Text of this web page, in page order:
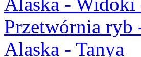
Przetwórnia ryb
Alaska - Tanya